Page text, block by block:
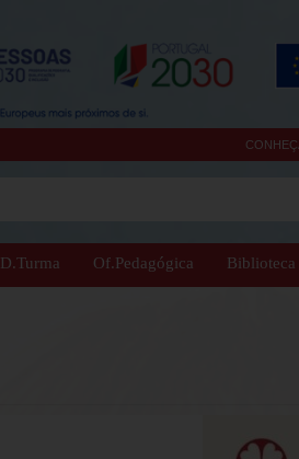
D.Turma Of.Pedagógica Biblioteca